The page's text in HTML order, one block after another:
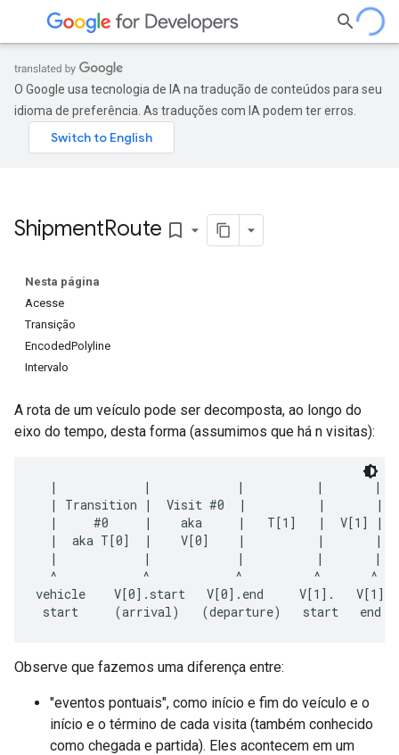
O Google usa tecnologia de IA na tradução de conteúdos para seu
idioma de preferência. As traduções com IA podem ter erros.
ShipmentRoute bookmark_border
Nesta página
Acesse
Transição
EncodedPolyline
Intervalo
A rota de um veículo pode ser decomposta, ao longo do
eixo do tempo, desta forma (assumimos que há n visitas):
|            |            |          |       |
| Transition |  Visit #0  |          |       |
|     #0     |    aka     |   T[1]   |  V[1] |
|  aka T[0]  |    V[0]    |          |       |
|            |            |          |       |
^            ^            ^          ^       ^
vehicle    V[0].start   V[0].end     V[1].
Observe que fazemos uma diferença entre:
"eventos pontuais", como início e fim do veículo e o
início e o término de cada visita (também conhecido
como chegada e partida). Eles acontecem em um